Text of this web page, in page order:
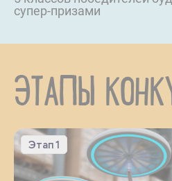
супер-призами
ЭТАПЫ
Этап 1